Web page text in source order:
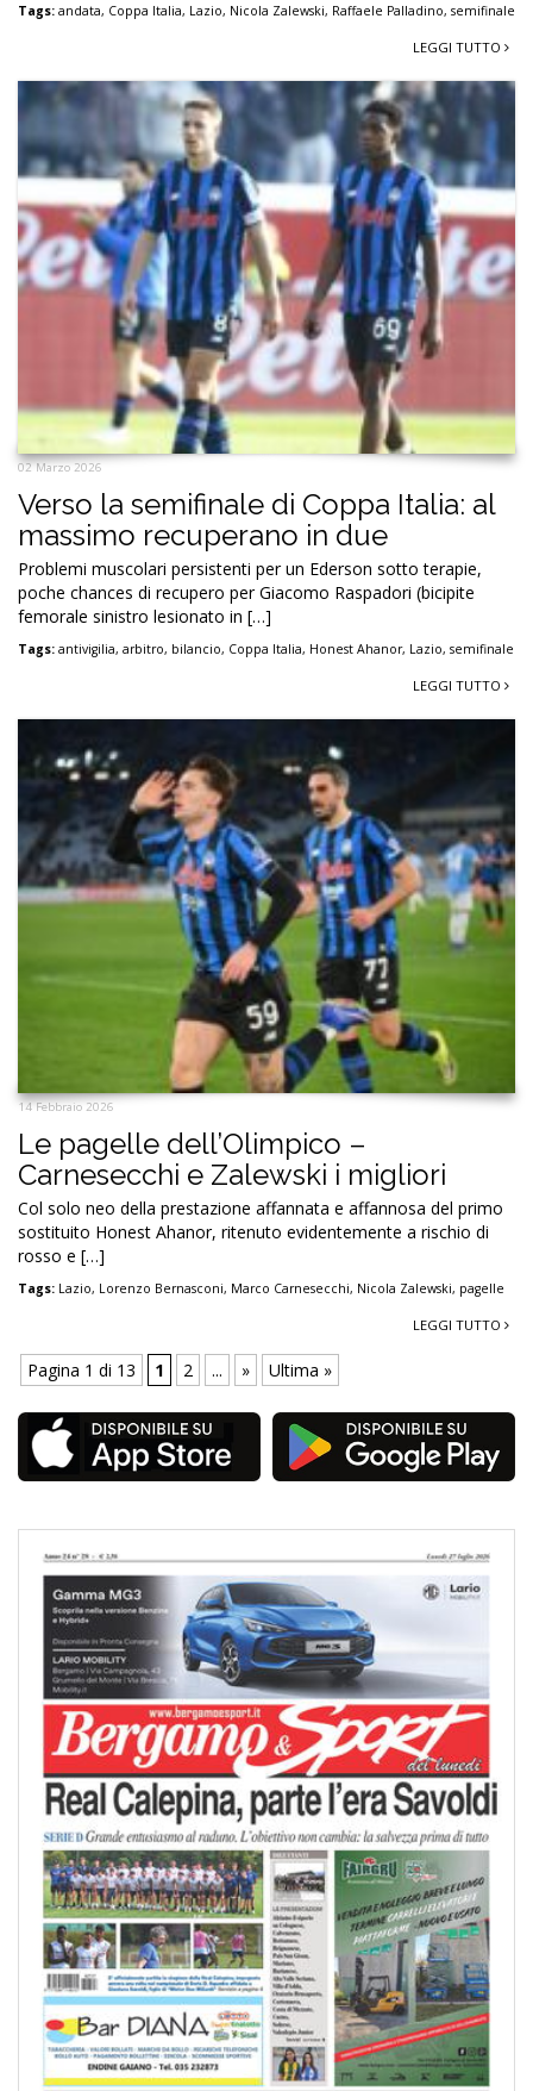
Tags: andata, Coppa Italia, Lazio, Nicola Zalewski, Raffaele Palladino, semifinale
LEGGI TUTTO
02 Marzo 2026
Verso la semifinale di Coppa Italia: al
massimo recuperano in due
Problemi muscolari persistenti per un Ederson sotto terapie,
poche chances di recupero per Giacomo Raspadori (bicipite
femorale sinistro lesionato in […]
Tags: antivigilia, arbitro, bilancio, Coppa Italia, Honest Ahanor, Lazio, semifinale
LEGGI TUTTO
14 Febbraio 2026
Le pagelle dell’Olimpico –
Carnesecchi e Zalewski i migliori
Col solo neo della prestazione affannata e affannosa del primo
sostituito Honest Ahanor, ritenuto evidentemente a rischio di
rosso e […]
Tags: Lazio, Lorenzo Bernasconi, Marco Carnesecchi, Nicola Zalewski, pagelle
LEGGI TUTTO
Pagina 1 di 13 1 2 ... » Ultima »